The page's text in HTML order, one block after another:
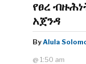
የፀረ
አጀንዳ
ByAlula
@ 1:50 am